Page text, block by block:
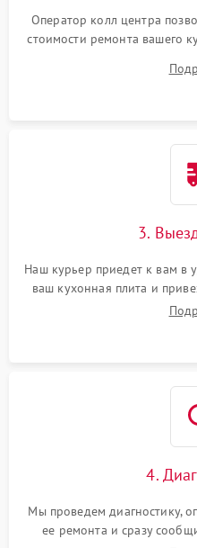
Оператор колл центра
стоимости ремонта вашего
3.
Наш курьер приедет к вам в
ваш кухонная плита и
4.
Мы проведем диагностику,
ее ремонта и сразу